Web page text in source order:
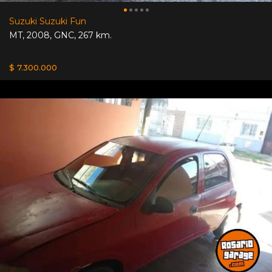
Suzuki Suzuki Fun
MT, 2008, GNC, 267 km.
$ 7.300.000